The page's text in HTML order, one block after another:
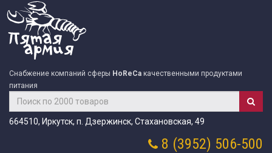
Снабжение компаний сферы HoReCa качественными продуктами
питания
664510, Иркутск, п. Дзержинск, Стахановская, 49
8 (3952) 506-500